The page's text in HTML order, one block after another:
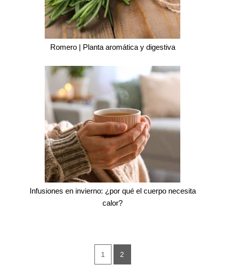
Romero | Planta aromática y digestiva
Infusiones en invierno: ¿por qué el cuerpo necesita
calor?
1 2